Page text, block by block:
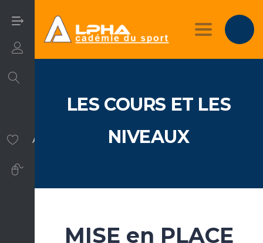
Toggle
LES COURS ET LES
NIVEAUX
MISE en PLACE